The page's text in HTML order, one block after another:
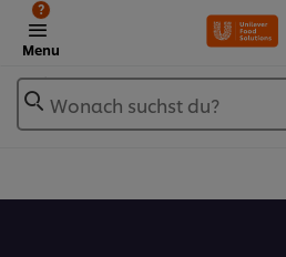
Menu
?
Wonach suchst du?